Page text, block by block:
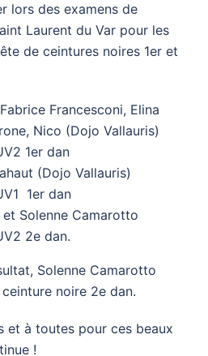
lors des examens de
Laurent du Var pour les
de ceintures noires 1er et
Francesconi, Elina
Nico (Dojo Vallauris)
1er dan
(Dojo Vallauris)
1er dan
Solenne Camarotto
2e dan.
Solenne Camarotto
noire 2e dan.
et à toutes pour ces beaux
!